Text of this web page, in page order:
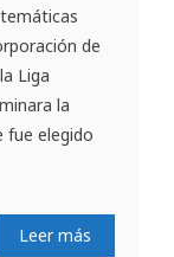
de
Liga
la
fue elegido
Leer más